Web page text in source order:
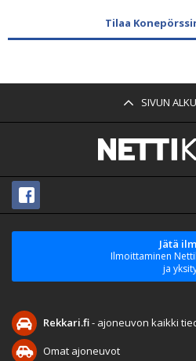
Tilaa
SIVUN
Jätä
Ilmoittaminen
ja
Rekkari.fi- ajoneuvon kaikki
Omat ajoneuvot